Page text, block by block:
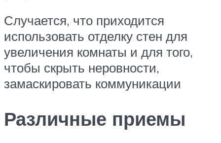
Случается, что приходится
использовать отделку стен для
увеличения комнаты и для того,
чтобы скрыть неровности,
замаскировать коммуникации
Различные приемы